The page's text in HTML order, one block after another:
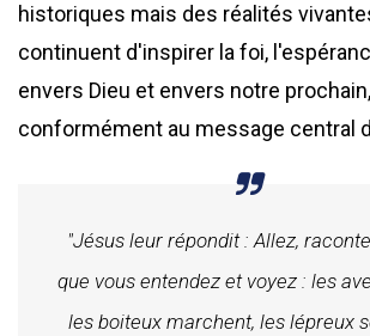
historiques mais des réalités
continuent d'inspirer la foi,
envers Dieu et envers notre prochain,
conformément au message central
"Jésus leur répondit : Allez,
que vous entendez et voyez : les
les boiteux marchent, les lépreux